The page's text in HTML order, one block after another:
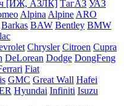
[ИЖ, АЗЛК] ТагАЗ УАЗ
Alpina Alpine ARO
Barkas BAW Bentley BMW
Chrysler Citroen Cupra
DeLorean Dodge DongFeng
Fiat
GMC Great Wall Hafei
Hyundai Infiniti Isuzu